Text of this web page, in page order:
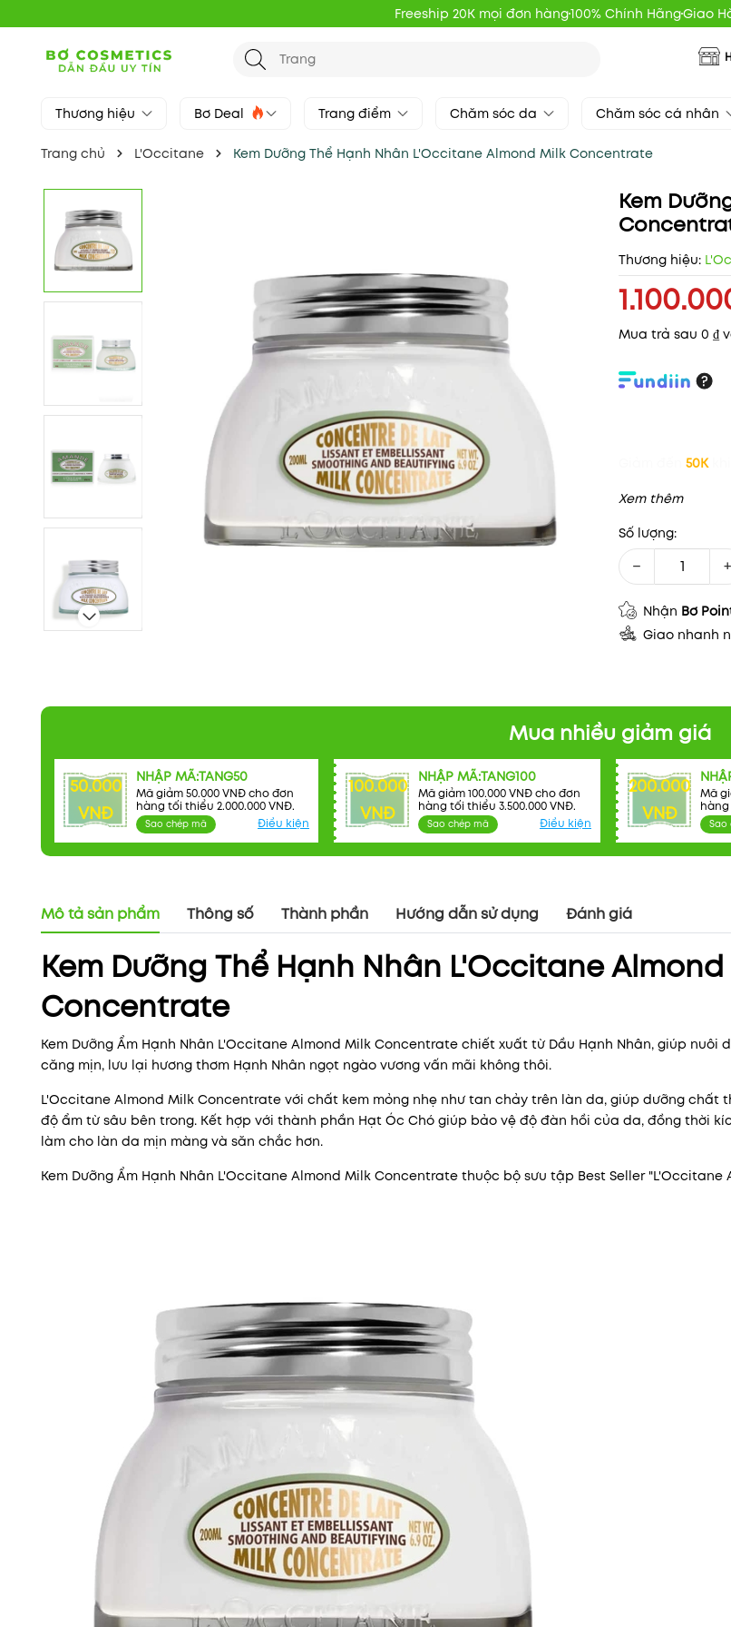
Freeship 20K mọi đơn hàng100% Chính HãngGiao
Thương hiệu Bơ Deal Trang điểm Chăm sóc da Chăm sóc cá nhân
Trang chủ L'Occitane Kem Dưỡng Thể Hạnh Nhân L'Occitane Almond Milk Concentrate
Kem
Thương hiệu:
Mua trả sau 0 ₫
50K
Xem thêm
Số lượng:
− +
Nhận Bơ
Giao nhanh
Mua nhiều giảm giá
50.000
VNĐ
NHẬP MÃ:TANG50
Mã giảm 50.000 VNĐ cho đơn
hàng tối thiểu 2.000.000 VNĐ.
Sao chép mã Điều kiện
100.000
VNĐ
NHẬP MÃ:TANG100
Mã giảm 100.000 VNĐ cho đơn
hàng tối thiểu 3.500.000 VNĐ.
Sao chép mã Điều kiện
200.000
VNĐ
Mã
hàng
Sao
Điều kiện:
Mô tả sản phẩm Thông số Thành phần Hướng dẫn sử dụng Đánh giá
Kem Dưỡng Thể Hạnh Nhân L'Occitane
Concentrate
Kem Dưỡng Ẩm Hạnh Nhân L'Occitane Almond Milk Concentrate chiết xuất từ Dầu Hạnh Nhân, giúp nuôi
căng mịn, lưu lại hương thơm Hạnh Nhân ngọt ngào vương vấn mãi không thôi.
L'Occitane Almond Milk Concentrate với chất kem mỏng nhẹ như tan chảy trên làn da, giúp dưỡng chất
độ ẩm từ sâu bên trong. Kết hợp với thành phần Hạt Óc Chó giúp bảo vệ độ đàn hồi của da, đồng thời
làm cho làn da mịn màng và săn chắc hơn.
Kem Dưỡng Ẩm Hạnh Nhân L'Occitane Almond Milk Concentrate thuộc bộ sưu tập Best Seller "L'Occitane